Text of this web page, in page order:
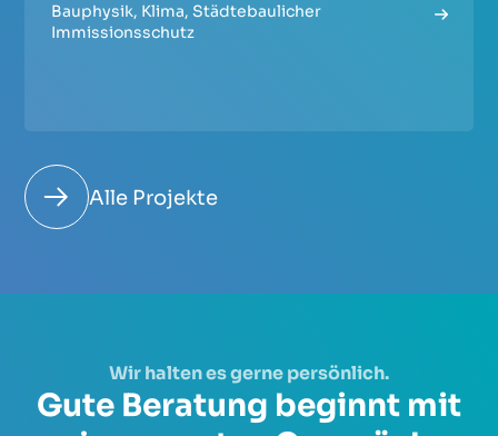
Bauphysik, Klima, Städtebaulicher
Immissionsschutz
Alle Projekte
Wir halten es gerne persönlich.
Gute Beratung beginnt mit